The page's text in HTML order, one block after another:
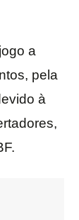
a
pela
à